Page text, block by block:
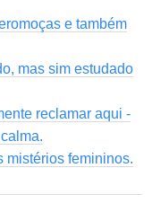
e também
mas sim estudado
reclamar aqui -
mistérios femininos.